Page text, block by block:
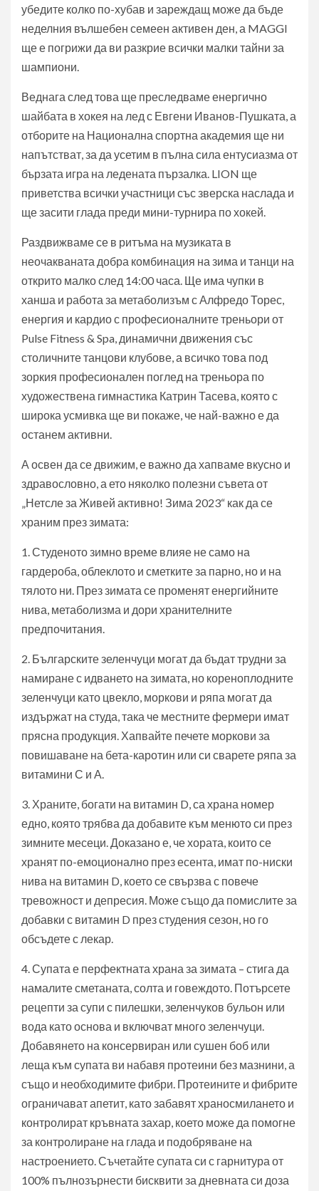
убедите колко по-хубав и зареждащ може да бъде
неделния вълшебен семеен активен ден, а MAGGI
ще е погрижи да ви разкрие всички малки тайни за
шампиони.
Веднага след това ще преследваме енергично
шайбата в хокея на лед с Евгени Иванов-Пушката, а
отборите на Национална спортна академия ще ни
напътстват, за да усетим в пълна сила ентусиазма от
бързата игра на ледената пързалка. LION ще
приветства всички участници със зверска наслада и
ще засити глада преди мини-турнира по хокей.
Раздвижваме се в ритъма на музиката в
неочакваната добра комбинация на зима и танци на
открито малко след 14:00 часа. Ще има чупки в
ханша и работа за метаболизъм с Алфредо Торес,
енергия и кардио с професионалните треньори от
Pulse Fitness & Spa, динамични движения със
столичните танцови клубове, а всичко това под
зоркия професионален поглед на треньора по
художествена гимнастика Катрин Тасева, която с
широка усмивка ще ви покаже, че най-важно е да
останем активни.
А освен да се движим, е важно да хапваме вкусно и
здравословно, а ето няколко полезни съвета от
„Нетсле за Живей активно! Зима 2023“ как да се
храним през зимата:
1. Студеното зимно време влияе не само на
гардероба, облеклото и сметките за парно, но и на
тялото ни. През зимата се променят енергийните
нива, метаболизма и дори хранителните
предпочитания.
2. Българските зеленчуци могат да бъдат трудни за
намиране с идването на зимата, но кореноплодните
зеленчуци като цвекло, моркови и ряпа могат да
издържат на студа, така че местните фермери имат
прясна продукция. Хапвайте печете моркови за
повишаване на бета-каротин или си сварете ряпа за
витамини С и А.
3. Храните, богати на витамин D, са храна номер
едно, която трябва да добавите към менюто си през
зимните месеци. Доказано е, че хората, които се
хранят по-емоционално през есента, имат по-ниски
нива на витамин D, което се свързва с повече
тревожност и депресия. Може също да помислите за
добавки с витамин D през студения сезон, но го
обсъдете с лекар.
4. Супата е перфектната храна за зимата – стига да
намалите сметаната, солта и говеждото. Потърсете
рецепти за супи с пилешки, зеленчуков бульон или
вода като основа и включват много зеленчуци.
Добавянето на консервиран или сушен боб или
леща към супата ви набавя протеини без мазнини, а
също и необходимите фибри. Протеините и фибрите
ограничават апетит, като забавят храносмилането и
контролират кръвната захар, което може да помогне
за контролиране на глада и подобряване на
настроението. Съчетайте супата си с гарнитура от
100% пълнозърнести бисквити за дневната си доза